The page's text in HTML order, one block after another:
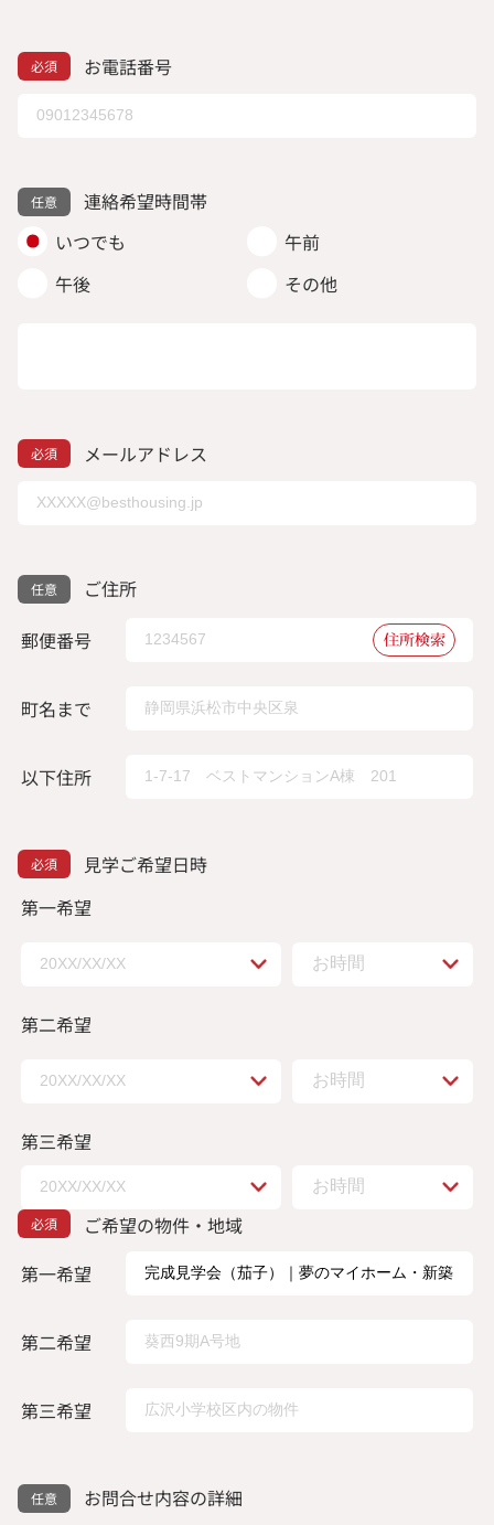
お電話番号
連絡希望時間帯
いつでも
午前
午後
その他
メールアドレス
ご住所
郵便番号
住所検索
町名まで
以下住所
見学ご希望日時
第一希望
第二希望
第三希望
ご希望の物件・地域
第一希望
第二希望
第三希望
お問合せ内容の詳細